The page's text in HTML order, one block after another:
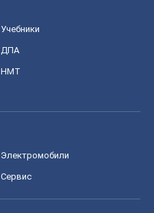
Учебники
ДПА
НМТ
Электромобили
Сервис